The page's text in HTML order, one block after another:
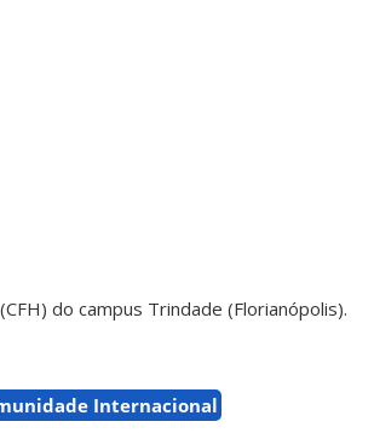
do campus Trindade (Florianópolis).
Internacional